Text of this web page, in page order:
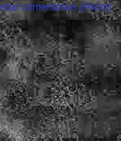
comentários (Atom)